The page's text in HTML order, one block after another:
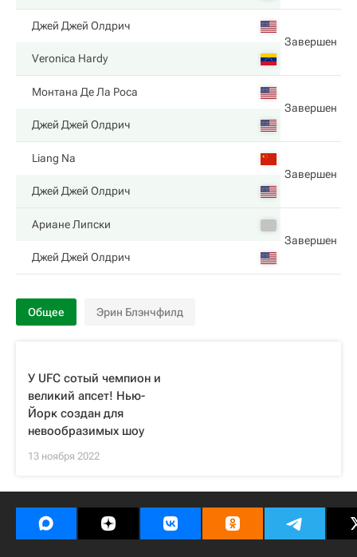
Джей Джей Олдрич
Завершен
Veronica Hardy
Монтана Де Ла Роса
Завершен
Джей Джей Олдрич
Liang Na
Завершен
Джей Джей Олдрич
Ариане Липски
Завершен
Джей Джей Олдрич
Общее Эрин Блэнчфилд
У UFC сотый чемпион и
великий апсет! Нью-
Йорк создан для
невообразимых шоу
13 ноября 2022